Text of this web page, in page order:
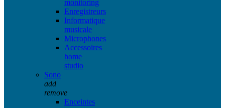
monitoring
Enregistreurs
Informatique
musicale
Microphones
Accessoires
home
studio
Sono
add
remove
Enceintes